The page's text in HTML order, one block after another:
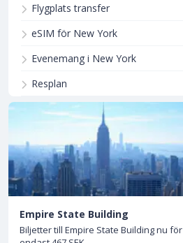
Flygplats transfer
eSIM för New York
Evenemang i New York
Resplan
Empire State Building
Biljetter till Empire State Building nu för